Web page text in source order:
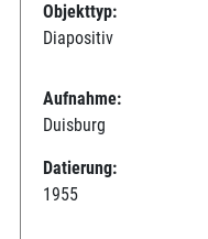
Objekttyp:
Diapositiv
Aufnahme:
Duisburg
Datierung:
1955